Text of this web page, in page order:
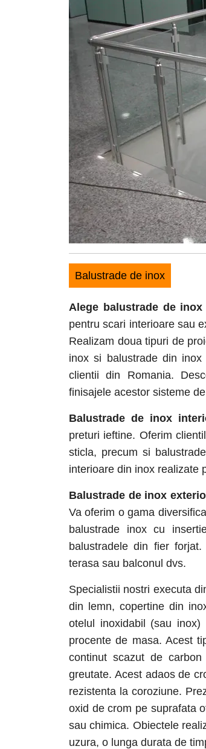
Balustrade de inox
Alege balustrade de
pentru scari interioare sau
Realizam doua tipuri de
inox si balustrade din
clientii din Romania.
finisajele acestor sisteme
Balustrade de inox
preturi ieftine. Oferim
sticla, precum si
interioare din inox realizate
Balustrade de inox
Va oferim o gama
balustrade inox cu
balustradele din fier
terasa sau balconul dvs.
Specialistii nostri executa
din lemn, copertine din
otelul inoxidabil (sau
procente de masa. Acest
continut scazut de
greutate. Acest adaos de
rezistenta la coroziune.
oxid de crom pe suprafata
sau chimica. Obiectele
uzura, o lunga durata de